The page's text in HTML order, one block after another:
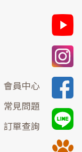
會員中心
常見問題
訂單查詢